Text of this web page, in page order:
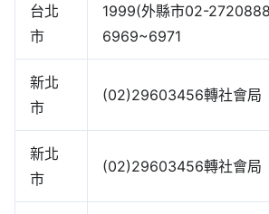
台北
市
1999(外縣市02-
6969~6971
新北
市
(02)29603456轉社會局
新北
市
(02)29603456轉社會局